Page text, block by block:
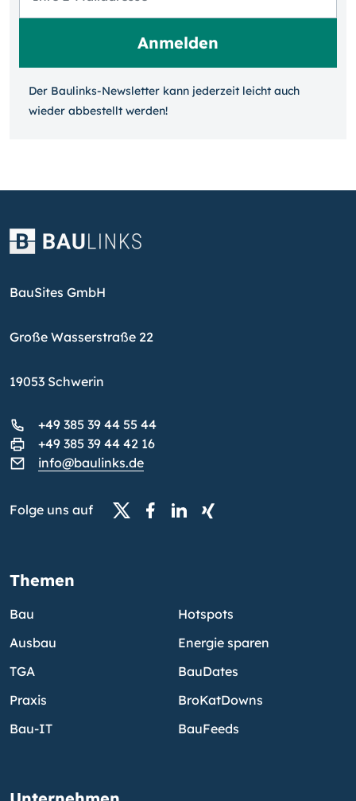
Der Baulinks-Newsletter kann jeder­zeit leicht auch
wieder ab­bestellt werden!
BauSites GmbH
Große Wasserstraße 22
19053 Schwerin
+49 385 39 44 55 44
+49 385 39 44 42 16
info@baulinks.de
Folge uns auf
Themen
Bau
Ausbau
TGA
Praxis
Bau-IT
Hotspots
Energie sparen
BauDates
BroKatDowns
BauFeeds